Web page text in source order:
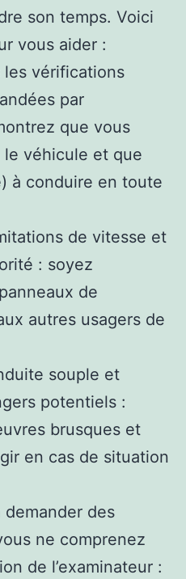
son temps. Voici
vous aider :
vérifications
par
que vous
le véhicule et que
à conduire en toute
de vitesse et
: soyez
de
autres usagers de
souple et
potentiels :
brusques et
en cas de situation
demander des
ne comprenez
de l’examinateur :